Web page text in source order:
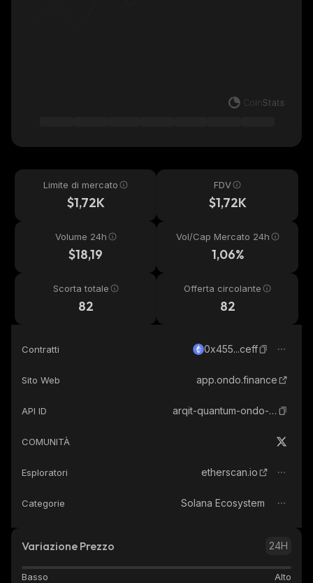
Limite di mercato
$1,72K
FDV
$1,72K
Volume 24h
$18,19
Vol/Cap Mercato 24h
1,06%
Scorta totale
82
Offerta circolante
82
Contratti 0x455...ceff
Sito Web app.ondo.finance
API ID arqit-quantum-ondo-tokenized
COMUNITÀ
Esploratori etherscan.io
Categorie Solana Ecosystem
Variazione Prezzo 24H
Basso Alto